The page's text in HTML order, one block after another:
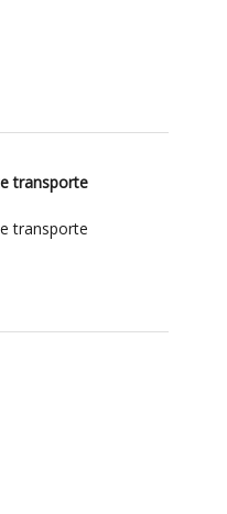
transporte
transporte